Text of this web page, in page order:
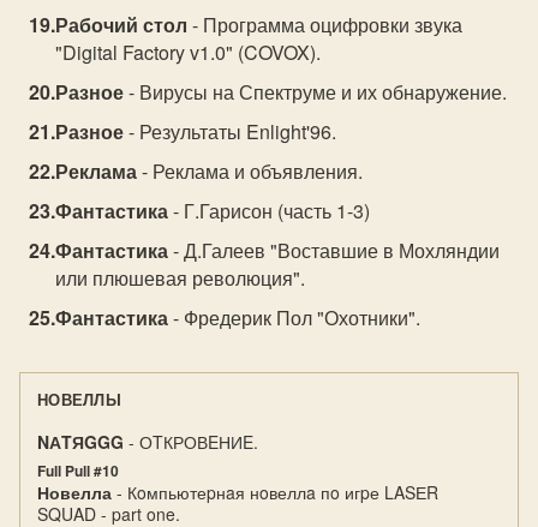
Рабочий стол - Программа оцифровки звука
"Digital Factory v1.0" (COVOX).
Разное- Вирусы на Спектруме и их обнаружение.
Разное- Результаты Enlight'96.
Реклама- Реклама и объявления.
Фантастика- Г.Гарисон (часть 1-3)
Фантастика- Д.Галеев "Воставшие в Мохляндии
или плюшевая революция".
Фантастика- Фредерик Пол "Охотники".
НОВЕЛЛЫ
NАTЯGGG - ОTКРОВEНИE.
Full Pull #10
Новелла - Кoмпьютеpнaя нoвеллa пo игpе LASЕR
SQUAD - part one.